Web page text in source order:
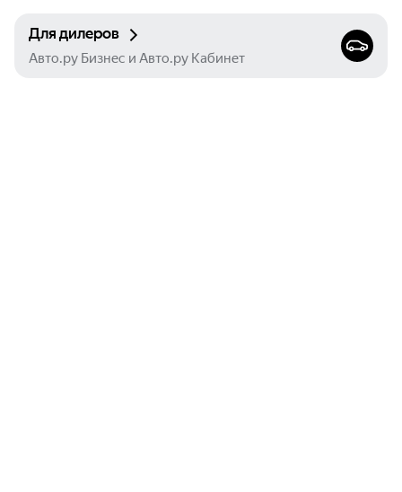
Для дилеров
Авто.ру Бизнес и Авто.ру Кабинет